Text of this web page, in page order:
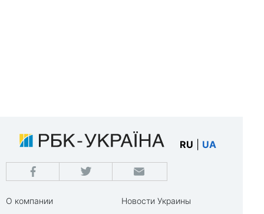
RU UA
О компании
Новости Украины